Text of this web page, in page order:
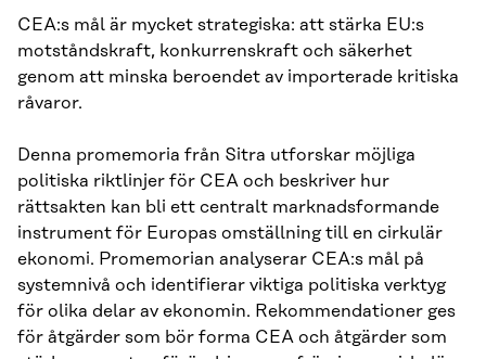
CEA:s mål är mycket strategiska: att stärka EU:s
motståndskraft, konkurrenskraft och säkerhet
genom att minska beroendet av importerade kritiska
råvaror.
Denna promemoria från Sitra utforskar möjliga
politiska riktlinjer för CEA och beskriver hur
rättsakten kan bli ett centralt marknadsformande
instrument för Europas omställning till en cirkulär
ekonomi. Promemorian analyserar CEA:s mål på
systemnivå och identifierar viktiga politiska verktyg
för olika delar av ekonomin. Rekommendationer ges
för åtgärder som bör forma CEA och åtgärder som